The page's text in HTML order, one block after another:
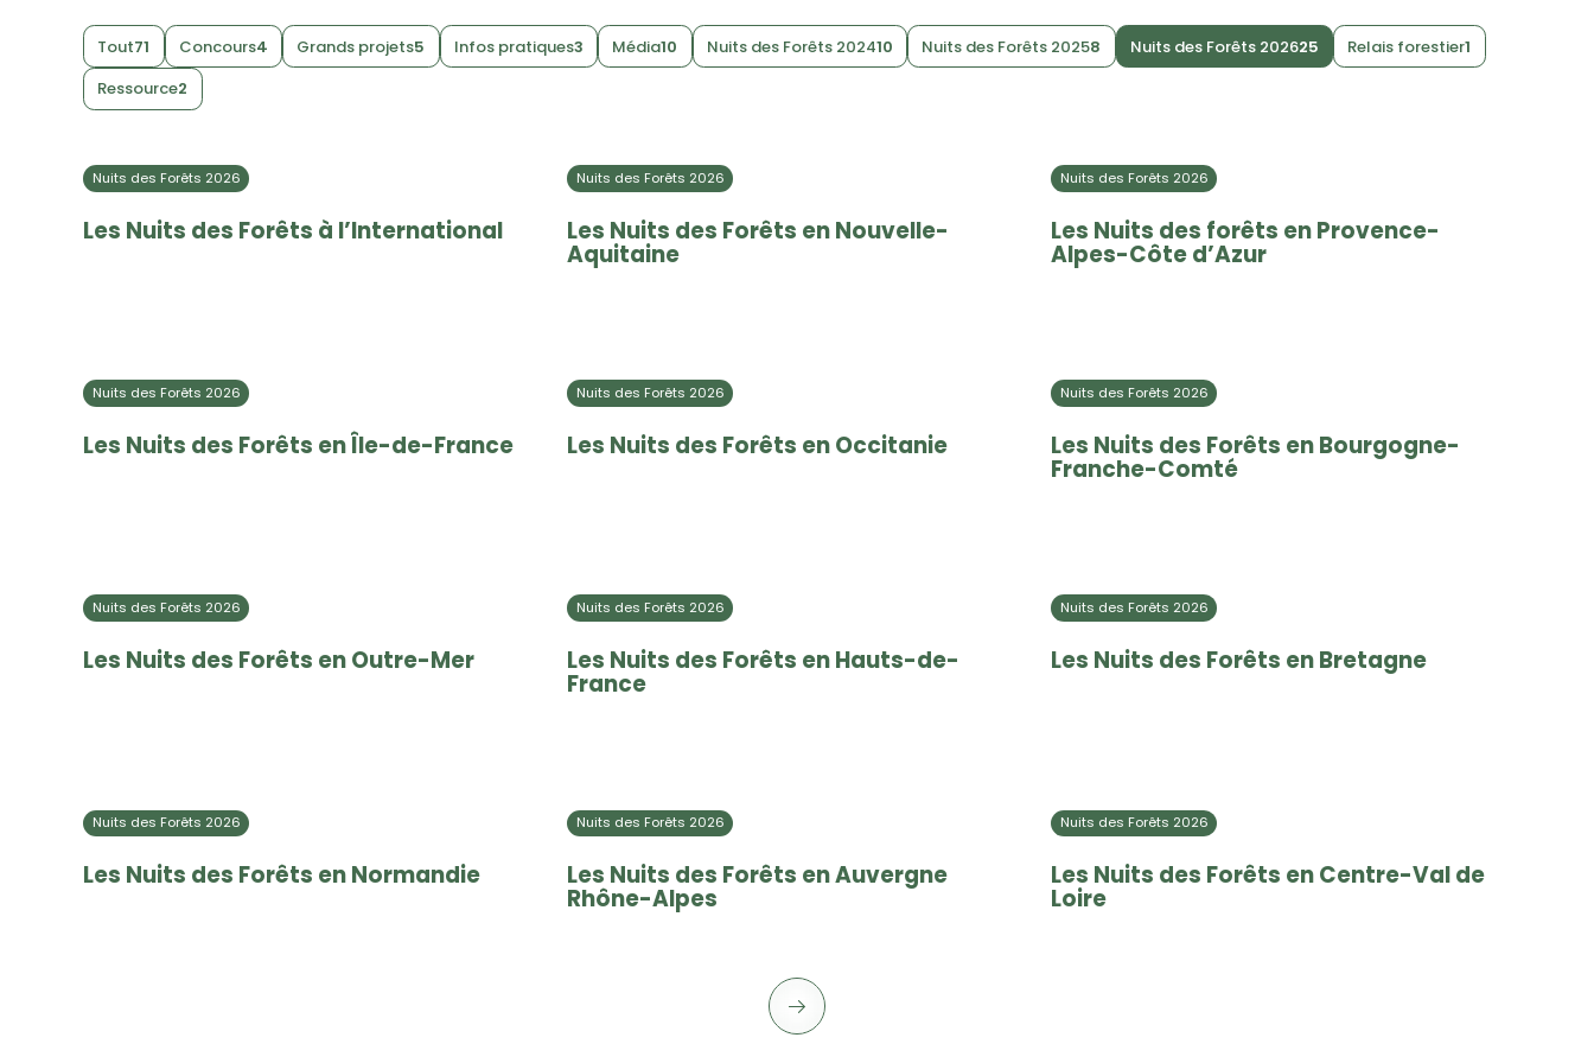
Tout71 Concours4 Grands projets5 Infos pratiques3 Média10 Nuits des Forêts 202410 Nuits des Forêts 20258 Nuits des Forêts 202625 Relais forestier1
Ressource2
Nuits des Forêts 2026
Les Nuits des Forêts à l’International
Nuits des Forêts 2026
Les Nuits des Forêts en Nouvelle-
Aquitaine
Nuits des Forêts 2026
Les Nuits des forêts en Provence-
Alpes-Côte d’Azur
Nuits des Forêts 2026
Les Nuits des Forêts en Île-de-France
Nuits des Forêts 2026
Les Nuits des Forêts en Occitanie
Nuits des Forêts 2026
Les Nuits des Forêts en Bourgogne-
Franche-Comté
Nuits des Forêts 2026
Les Nuits des Forêts en Outre-Mer
Nuits des Forêts 2026
Les Nuits des Forêts en Hauts-de-
France
Nuits des Forêts 2026
Les Nuits des Forêts en Bretagne
Nuits des Forêts 2026
Les Nuits des Forêts en Normandie
Nuits des Forêts 2026
Les Nuits des Forêts en Auvergne
Rhône-Alpes
Nuits des Forêts 2026
Les Nuits des Forêts en Centre-Val de
Loire